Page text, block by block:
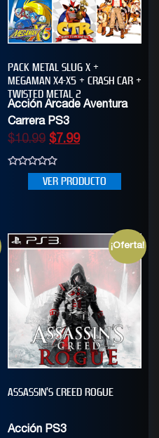
PACK METAL SLUG X +
MEGAMAN X4-X5 + CRASH CAR +
TWISTED METAL 2
Acción Arcade Aventura
Carrera PS3
$10.99 $7.99
VER PRODUCTO
¡Oferta!
ASSASSIN’S CREED ROGUE
Acción PS3